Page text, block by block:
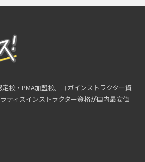
校・PMA加盟校。ヨガインストラクター資
ラティスインストラクター資格が国内最安値